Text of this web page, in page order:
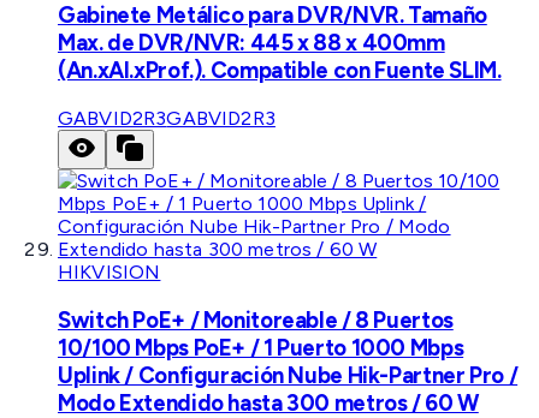
Gabinete Metálico para DVR/NVR. Tamaño
Max. de DVR/NVR: 445 x 88 x 400mm
(An.xAl.xProf.). Compatible con Fuente SLIM.
GABVID2R3GABVID2R3
HIKVISION
Switch PoE+ / Monitoreable / 8 Puertos
10/100 Mbps PoE+ / 1 Puerto 1000 Mbps
Uplink / Configuración Nube Hik-Partner Pro /
Modo Extendido hasta 300 metros / 60 W